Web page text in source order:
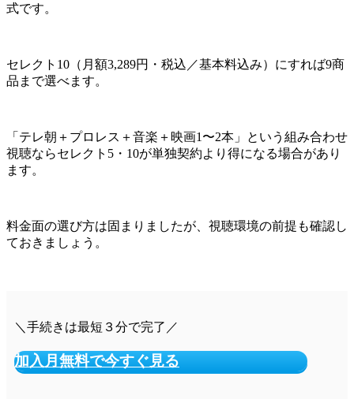
式です。
セレクト10（月額3,289円・税込／基本料込み）にすれば9商
品まで選べます。
「テレ朝＋プロレス＋音楽＋映画1〜2本」という組み合わせ
視聴ならセレクト5・10が単独契約より得になる場合があり
ます。
料金面の選び方は固まりましたが、視聴環境の前提も確認し
ておきましょう。
＼手続きは最短３分で完了／
加入月無料で今すぐ見る